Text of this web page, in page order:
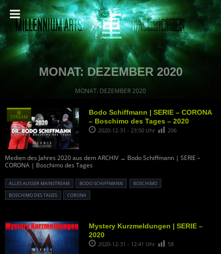
MONAT: DEZEMBER 2020
MONAT: DEZEMBER 2020
Bodo Schiffmann | SERIE – CORONA
– Boschimo des Tages – 2020
2020-12-31 - 23:50 Uhr 206
Medien des Jahres 2020 aus dem ARCHIV → Bodo Schiffmann | SERIE –
CORONA | Boschimo des Tages
ALLES AUSSER MAINSTREAM BODO SCHIFFMANN
BOSCHIMO
BOSCHIMO DES TAGES
CORONA
種
STREAM
Mystery Kurzmeldungen | SERIE –
2020
2020-12-31 - 12:41 Uhr 58